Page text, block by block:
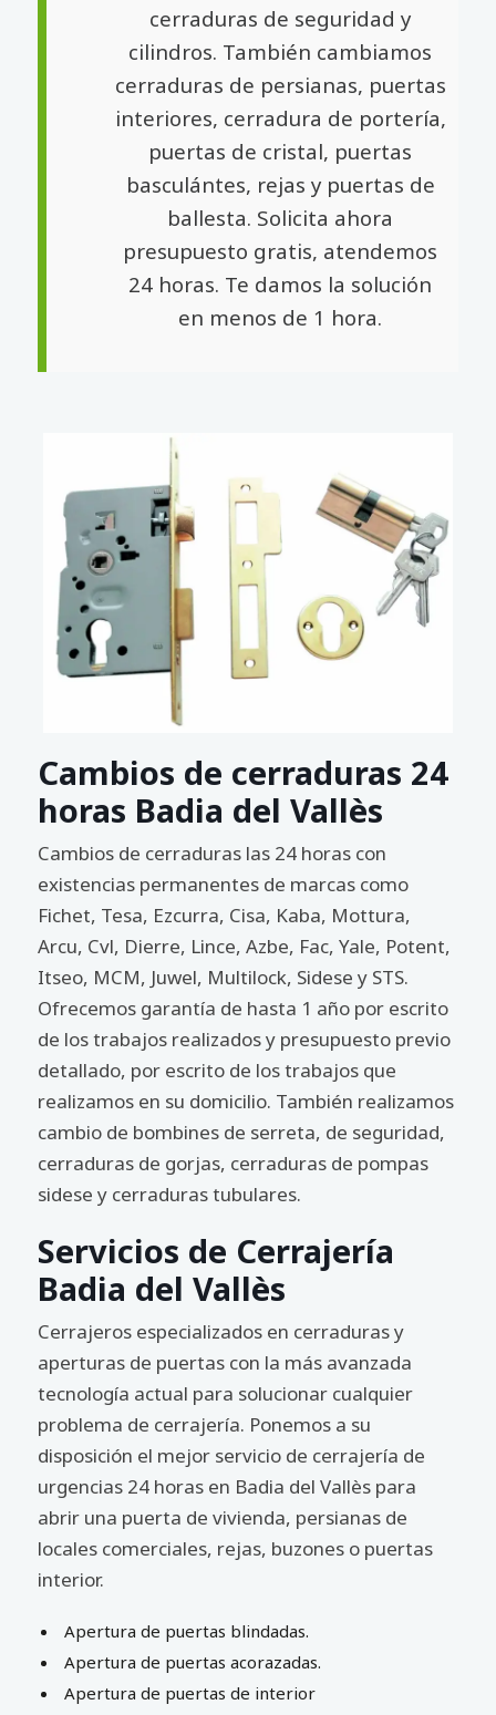
cerraduras de seguridad y
cilindros. También cambiamos
cerraduras de persianas, puertas
interiores, cerradura de portería,
puertas de cristal, puertas
basculántes, rejas y puertas de
ballesta. Solicita ahora
presupuesto gratis, atendemos
24 horas. Te damos la solución
en menos de 1 hora.
Cambios de cerraduras 24
horas Badia del Vallès
Cambios de cerraduras las 24 horas con
existencias permanentes de marcas como
Fichet, Tesa, Ezcurra, Cisa, Kaba, Mottura,
Arcu, Cvl, Dierre, Lince, Azbe, Fac, Yale, Potent,
Itseo, MCM, Juwel, Multilock, Sidese y STS.
Ofrecemos garantía de hasta 1 año por escrito
de los trabajos realizados y presupuesto previo
detallado, por escrito de los trabajos que
realizamos en su domicilio. También realizamos
cambio de bombines de serreta, de seguridad,
cerraduras de gorjas, cerraduras de pompas
sidese y cerraduras tubulares.
Servicios de Cerrajería
Badia del Vallès
Cerrajeros especializados en cerraduras y
aperturas de puertas con la más avanzada
tecnología actual para solucionar cualquier
problema de cerrajería. Ponemos a su
disposición el mejor servicio de cerrajería de
urgencias 24 horas en Badia del Vallès para
abrir una puerta de vivienda, persianas de
locales comerciales, rejas, buzones o puertas
interior.
Apertura de puertas blindadas.
Apertura de puertas acorazadas.
Apertura de puertas de interior